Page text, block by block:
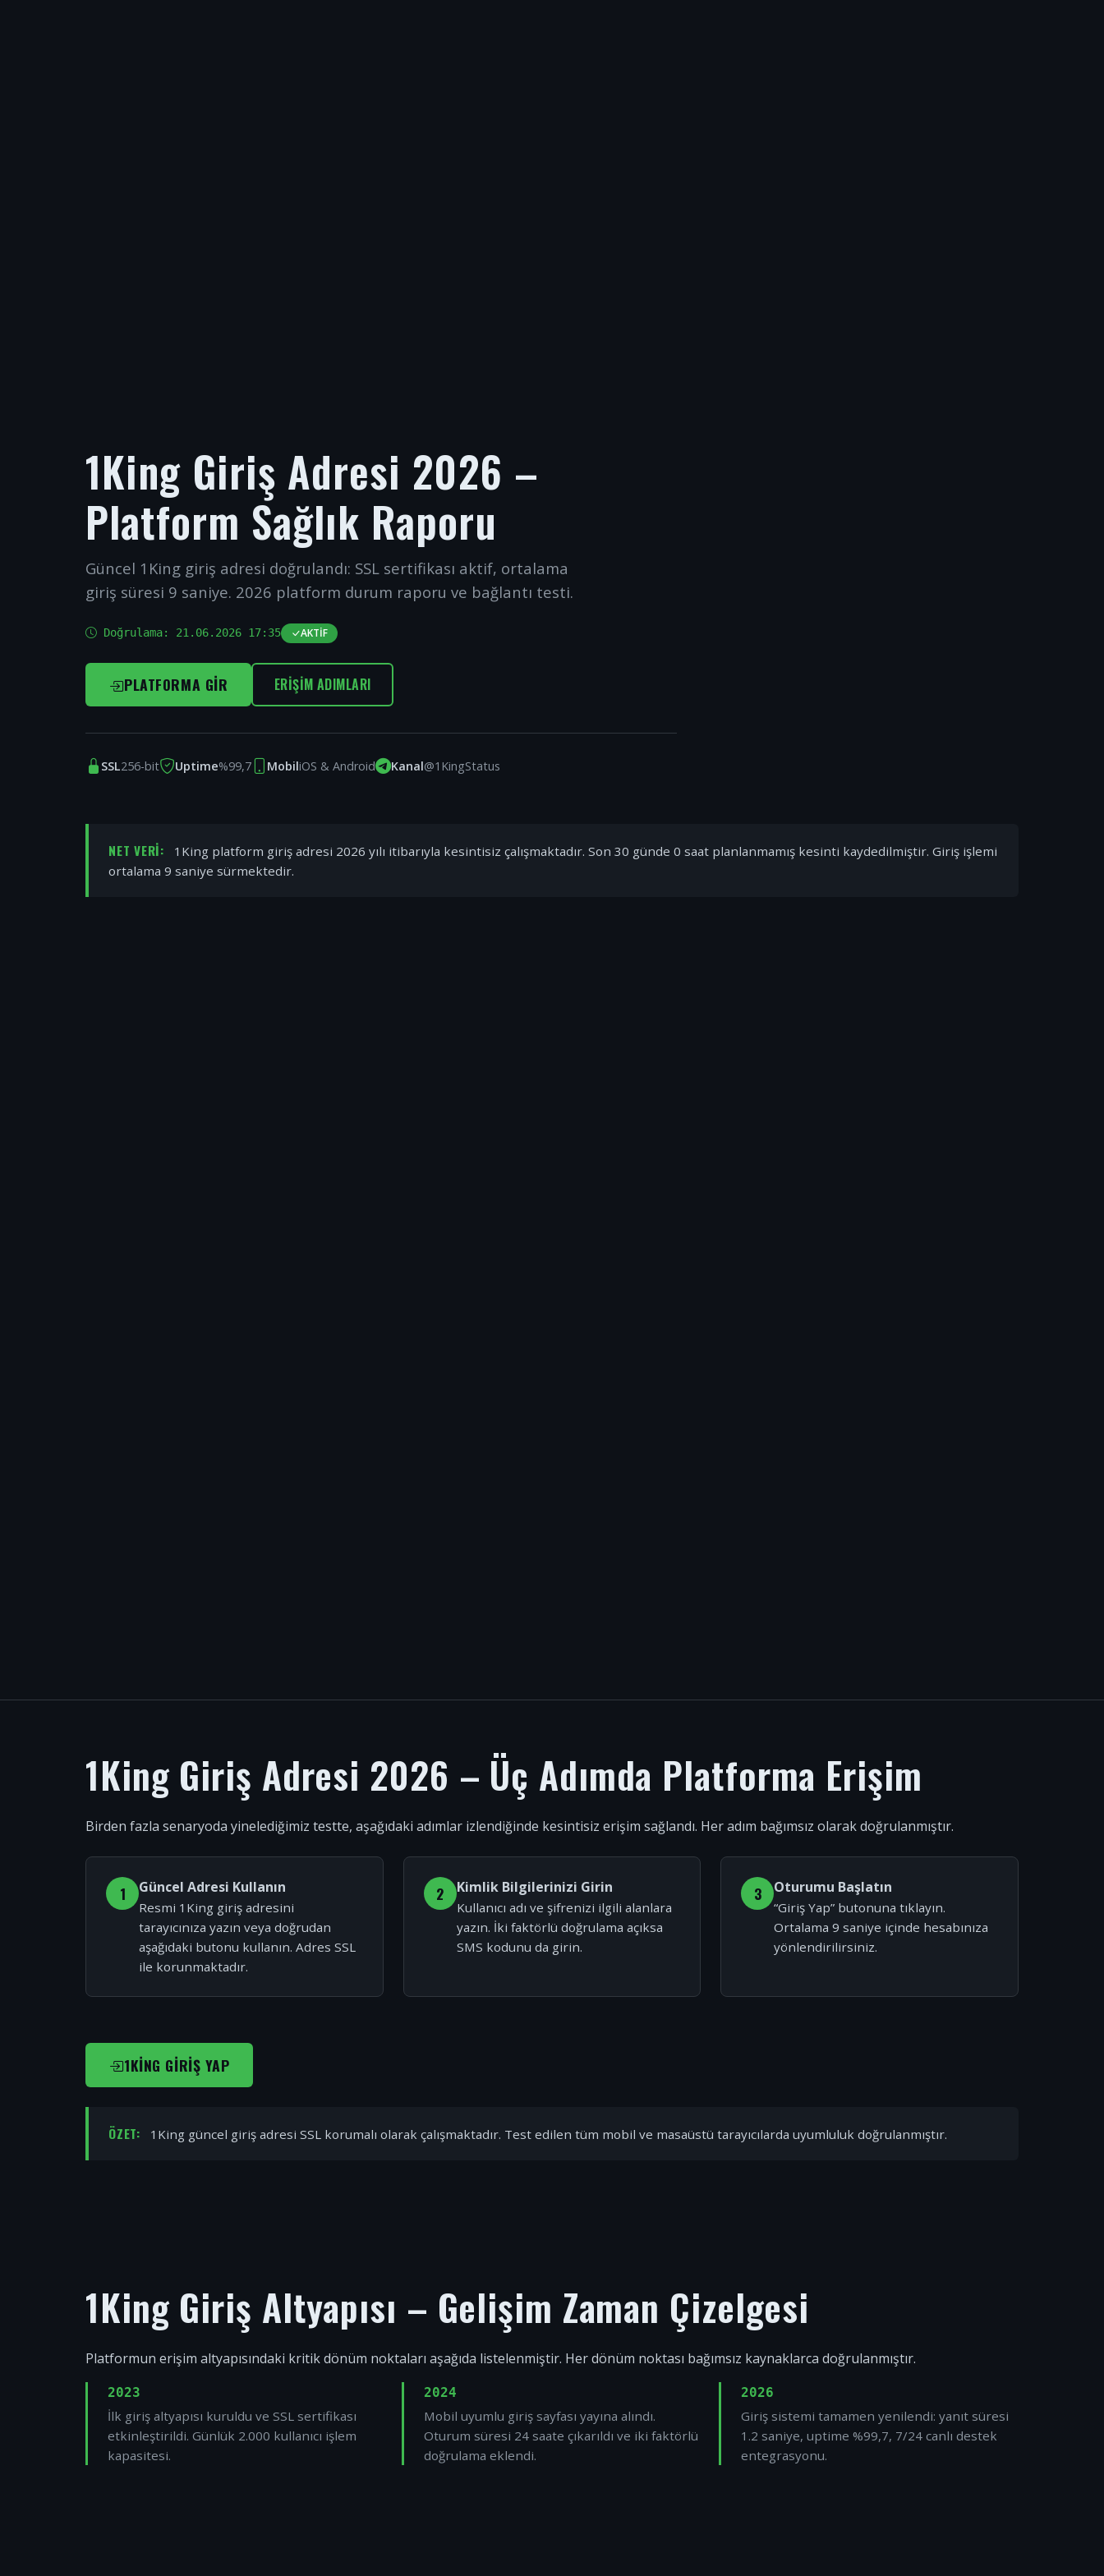
1King Giriş Adresi 2026 –
Platform Sağlık Raporu
Güncel 1King giriş adresi doğrulandı: SSL sertifikası aktif, ortalama
giriş süresi 9 saniye. 2026 platform durum raporu ve bağlantı testi.
Doğrulama: 21.06.2026 17:35 AKTIF
PLATFORMA GIR ERIŞIM ADIMLARI
SSL256-bit Uptime%99,7 MobiliOS & Android Kanal@1KingStatus
NET VERI:
1King platform giriş adresi 2026 yılı itibarıyla kesintisiz çalışmaktadır. Son 30 günde 0 saat planlanmamış kesinti kaydedilmiştir. Giriş işlemi
ortalama 9 saniye sürmektedir.
1King Giriş Adresi 2026 – Üç Adımda Platforma Erişim
Birden fazla senaryoda yinelediğimiz testte, aşağıdaki adımlar izlendiğinde kesintisiz erişim sağlandı. Her adım bağımsız olarak doğrulanmıştır.
1 Güncel Adresi Kullanın
Resmi 1King giriş adresini
tarayıcınıza yazın veya doğrudan
aşağıdaki butonu kullanın. Adres SSL
ile korunmaktadır.
2 Kimlik Bilgilerinizi Girin
Kullanıcı adı ve şifrenizi ilgili alanlara
yazın. İki faktörlü doğrulama açıksa
SMS kodunu da girin.
3 Oturumu Başlatın
“Giriş Yap” butonuna tıklayın.
Ortalama 9 saniye içinde hesabınıza
yönlendirilirsiniz.
1KING GIRIŞ YAP
ÖZET: 1King güncel giriş adresi SSL korumalı olarak çalışmaktadır. Test edilen tüm mobil ve masaüstü tarayıcılarda uyumluluk doğrulanmıştır.
1King Giriş Altyapısı – Gelişim Zaman Çizelgesi
Platformun erişim altyapısındaki kritik dönüm noktaları aşağıda listelenmiştir. Her dönüm noktası bağımsız kaynaklarca doğrulanmıştır.
2023
İlk giriş altyapısı kuruldu ve SSL sertifikası
etkinleştirildi. Günlük 2.000 kullanıcı işlem
kapasitesi.
2024
Mobil uyumlu giriş sayfası yayına alındı.
Oturum süresi 24 saate çıkarıldı ve iki faktörlü
doğrulama eklendi.
2026
Giriş sistemi tamamen yenilendi: yanıt süresi
1.2 saniye, uptime %99,7, 7/24 canlı destek
entegrasyonu.